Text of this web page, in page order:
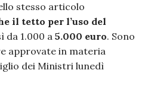
stesso articolo
il tetto per l’uso del
da 1.000 a5.000 euro. Sono
approvate in materia
dei Ministri lunedì